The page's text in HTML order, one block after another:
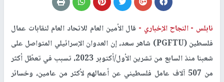
نابلس -النجاح الإخباري - قال الأمين العام للاتحاد العام لنقابات عمال
فلسطين (PGFTU) شاهر سعد، إن العدوان الإسرائيلي المتواصل على
شعبنا منذ السابع من تشرين الأول/أكتوبر 2023، تسبب في تعطّل أكثر
من 507 آلاف عامل فلسطيني عن أعمالهم لأكثر من عامين، وخسائر